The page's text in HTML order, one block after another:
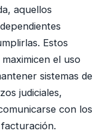
aquellos
Estos
el uso
sistemas de
judiciales,
con los